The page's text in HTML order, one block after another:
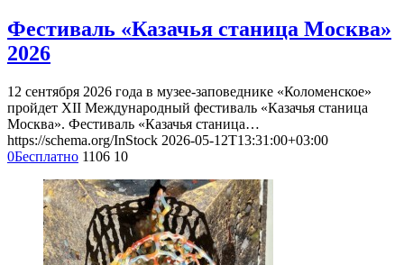
Фестиваль «Казачья станица Москва»
2026
12 сентября 2026 года в музее-заповеднике «Коломенское»
пройдет XII Международный фестиваль «Казачья станица
Москва». Фестиваль «Казачья станица…
https://schema.org/InStock 2026-05-12T13:31:00+03:00
0Бесплатно 1106 10